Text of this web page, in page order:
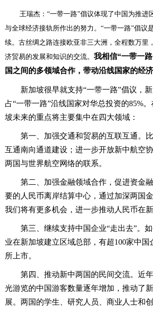
王瑞杰： “一带一路”倡议体现了中国为推进
与全球经济接轨所作出的努力。“一带一路”倡议
续。古丝绸之路连接欧亚非三大洲，全程数万里
济贸易的发展和知识的交流。 我相信“一带一
国之间的多领域合作，带动沿线国家的经济
新加坡很早就支持“一带一路”倡议，新
占“一带一路”沿线国家对华总投资的85%
坡未来的重点将主要集中在四大领域：
第一、加强交通和贸易的互联互通。比
互通南向通道建设；进一步开放新中航空
两国与世界航空网络的联系。
第二、加强金融领域合作，促进资金融
要的人民币离岸结算中心，通过加深两国
我们将有更多机会，进一步推动人民币在新
第三、继续支持中国企业“走出去”。如
业在新加坡建立区域总部，有超100家中国
所上市。
第四、推动新中两国的民间交流。近年
光游览的中国游客数量逐年增加，推动了
展。两国的学生、研究人员、商业人士和